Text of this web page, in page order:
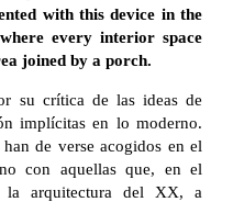
with this device in the
every interior space
joined by a porch.
su crítica de las ideas de
implícitas en lo moderno.
de verse acogidos en el
con aquellas que, en el
la arquitectura del XX, a